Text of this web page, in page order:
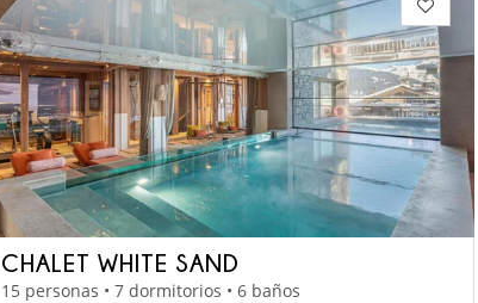
CHALET WHITE SAND
15 personas • 7 dormitorios • 6 baños